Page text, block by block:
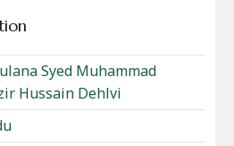
Syed Muhammad
Hussain Dehlvi